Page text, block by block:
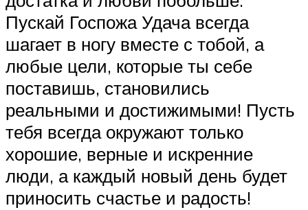
Пускай Госпожа Удача всегда
шагает в ногу вместе с тобой, а
любые цели, которые ты себе
поставишь, становились
реальными и достижимыми! Пусть
тебя всегда окружают только
хорошие, верные и искренние
люди, а каждый новый день будет
приносить счастье и радость!